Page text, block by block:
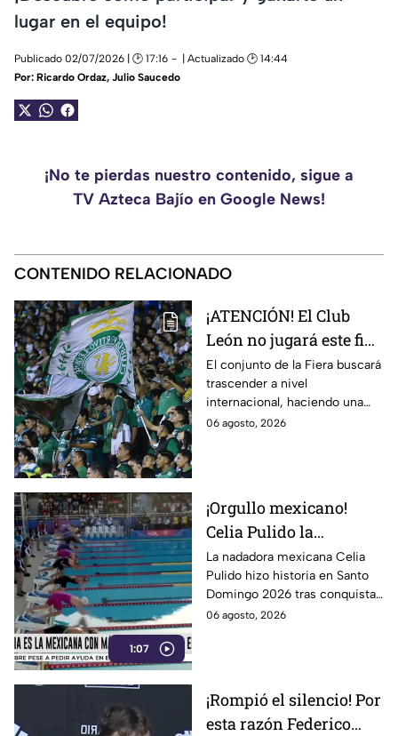
lugar en el equipo!
Publicado 02/07/2026 | 🕑 17:16
| Actualizado 🕑 14:44
Por: Ricardo Ordaz, Julio Saucedo
¡No te pierdas nuestro contenido, sigue a
TV Azteca Bajío en Google News!
CONTENIDO RELACIONADO
¡ATENCIÓN! El Club
León no jugará este fin
de semana en la Liga
MX; ¿cuándo vuelve?
El conjunto de la Fiera buscará
trascender a nivel
internacional, haciendo una
pausa en la liga.
06 agosto, 2026
1:07
¡Orgullo mexicano!
Celia Pulido la
nadadora leonesa hace
historia en los Juegos
Centroamericanos
La nadadora mexicana Celia
Pulido hizo historia en Santo
Domingo 2026 tras conquistar
11 medallas en una sola edición.
06 agosto, 2026
¡Rompió el silencio! Por
esta razón Federico